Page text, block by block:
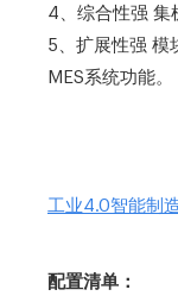
4、综合性强 集
5、扩展性强 模
MES系统功能。
工业4.0智能制
配置清单：